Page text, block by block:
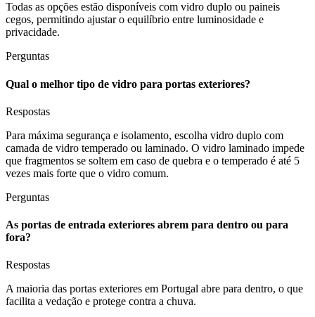
Todas as opções estão disponíveis com vidro duplo ou paineis
cegos, permitindo ajustar o equilíbrio entre luminosidade e
privacidade.
Perguntas
Qual o melhor tipo de vidro para portas exteriores?
Respostas
Para máxima segurança e isolamento, escolha vidro duplo com
camada de vidro temperado ou laminado. O vidro laminado impede
que fragmentos se soltem em caso de quebra e o temperado é até 5
vezes mais forte que o vidro comum.​
Perguntas
As portas de entrada exteriores abrem para dentro ou para
fora?
Respostas
A maioria das portas exteriores em Portugal abre para dentro, o que
facilita a vedação e protege contra a chuva.